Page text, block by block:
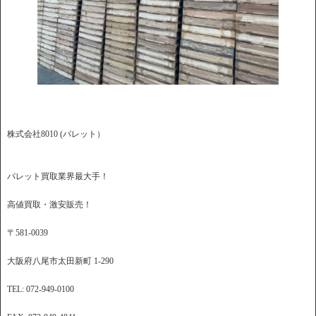
株式会社8010 (パレット）
パレット買取業界最大手！
高値買取・激安販売！
〒581-0039
大阪府八尾市太田新町 1-290
TEL: 072-949-0100